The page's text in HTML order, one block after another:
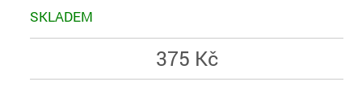
SKLADEM
375 Kč